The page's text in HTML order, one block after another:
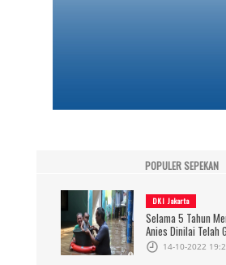
POPULER SEPEKAN
DKI Jakarta
Selama 5 Tahun
Anies Dinilai Telah
14-10-2022